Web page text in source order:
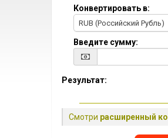
Конвертировать в:
RUB (Российский Рубль)
Введите сумму:
Результат:
Смотри расширенный